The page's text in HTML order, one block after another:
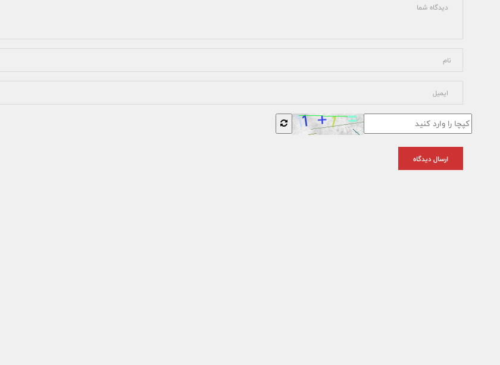
ارسال دیدگاه